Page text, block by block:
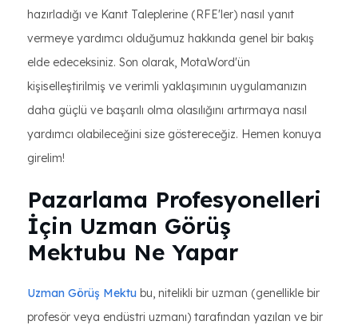
hazırladığı ve Kanıt Taleplerine (RFE'ler) nasıl yanıt
vermeye yardımcı olduğumuz hakkında genel bir bakış
elde edeceksiniz. Son olarak, MotaWord'ün
kişiselleştirilmiş ve verimli yaklaşımının uygulamanızın
daha güçlü ve başarılı olma olasılığını artırmaya nasıl
yardımcı olabileceğini size göstereceğiz. Hemen konuya
girelim!
Pazarlama Profesyonelleri
İçin Uzman Görüş
Mektubu Ne Yapar
Uzman Görüş Mektu bu, nitelikli bir uzman (genellikle bir
profesör veya endüstri uzmanı) tarafından yazılan ve bir